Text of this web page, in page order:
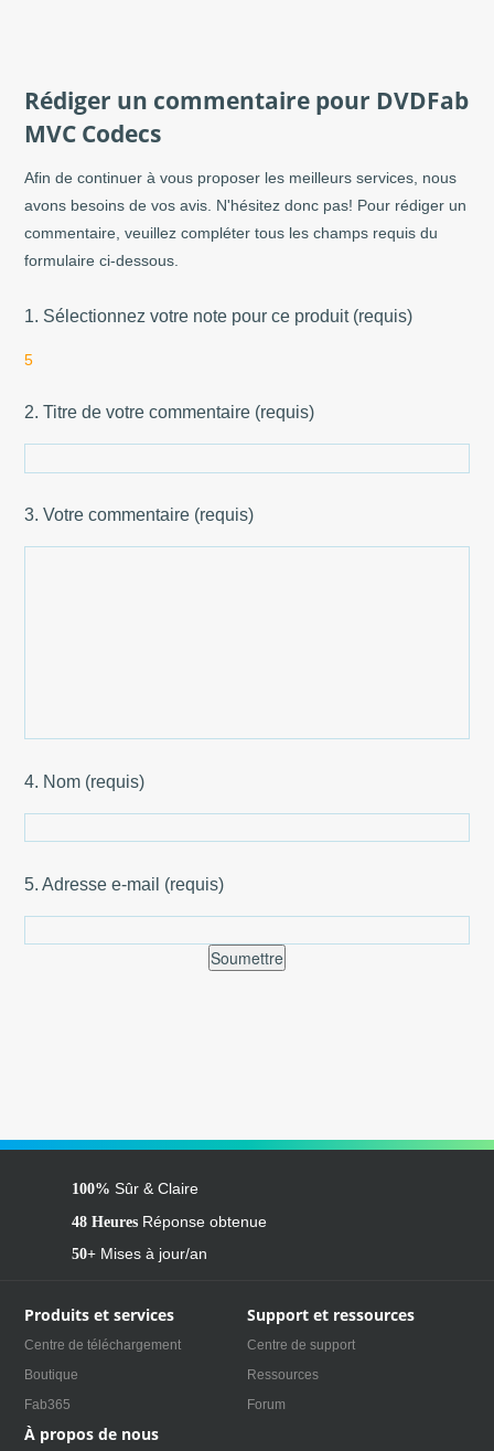
Rédiger un commentaire pour DVDFab
MVC Codecs
Afin de continuer à vous proposer les meilleurs services, nous
avons besoins de vos avis. N'hésitez donc pas! Pour rédiger un
commentaire, veuillez compléter tous les champs requis du
formulaire ci-dessous.
1. Sélectionnez votre note pour ce produit (requis)
5
2. Titre de votre commentaire (requis)
3. Votre commentaire (requis)
4. Nom (requis)
5. Adresse e-mail (requis)
Soumettre
100% Sûr & Claire
48 Heures Réponse obtenue
50+ Mises à jour/an
Produits et services
Centre de téléchargement
Boutique
Fab365
Support et ressources
Centre de support
Ressources
Forum
À propos de nous